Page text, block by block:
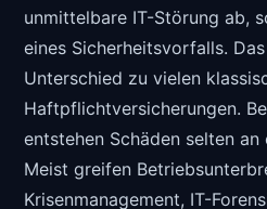
unmittelbare IT-Störung ab,
eines Sicherheitsvorfalls.
Unterschied zu vielen
Haftpflichtversicherungen.
entstehen Schäden selten an
Meist greifen
Krisenmanagement, IT-